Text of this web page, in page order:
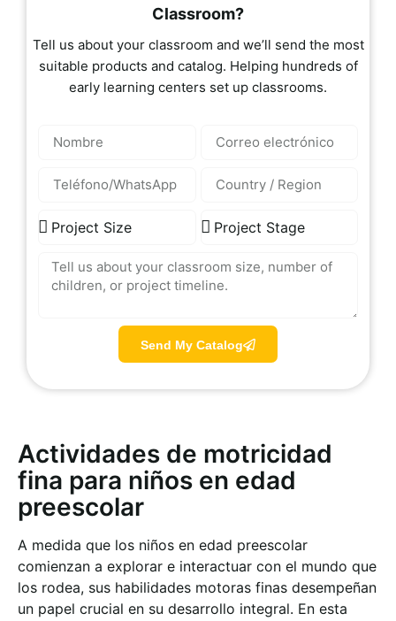
Classroom?
Tell us about your classroom and we’ll send the most
suitable products and catalog. Helping hundreds of
early learning centers set up classrooms.
Send My Catalog
Actividades de motricidad
fina para niños en edad
preescolar
A medida que los niños en edad preescolar
comienzan a explorar e interactuar con el mundo que
los rodea, sus habilidades motoras finas desempeñan
un papel crucial en su desarrollo integral. En esta